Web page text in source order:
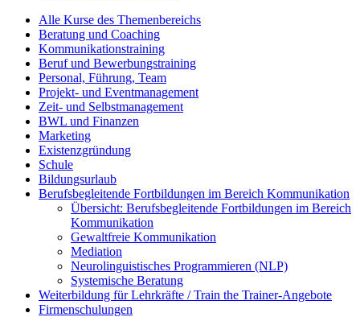
Alle Kurse des Themenbereichs
Beratung und Coaching
Kommunikationstraining
Beruf und Bewerbungstraining
Personal, Führung, Team
Projekt- und Eventmanagement
Zeit- und Selbstmanagement
BWL und Finanzen
Marketing
Existenzgründung
Schule
Bildungsurlaub
Berufsbegleitende Fortbildungen im Bereich Kommunikation
Übersicht: Berufsbegleitende Fortbildungen im Bereich
Kommunikation
Gewaltfreie Kommunikation
Mediation
Neurolinguistisches Programmieren (NLP)
Systemische Beratung
Weiterbildung für Lehrkräfte / Train the Trainer-Angebote
Firmenschulungen